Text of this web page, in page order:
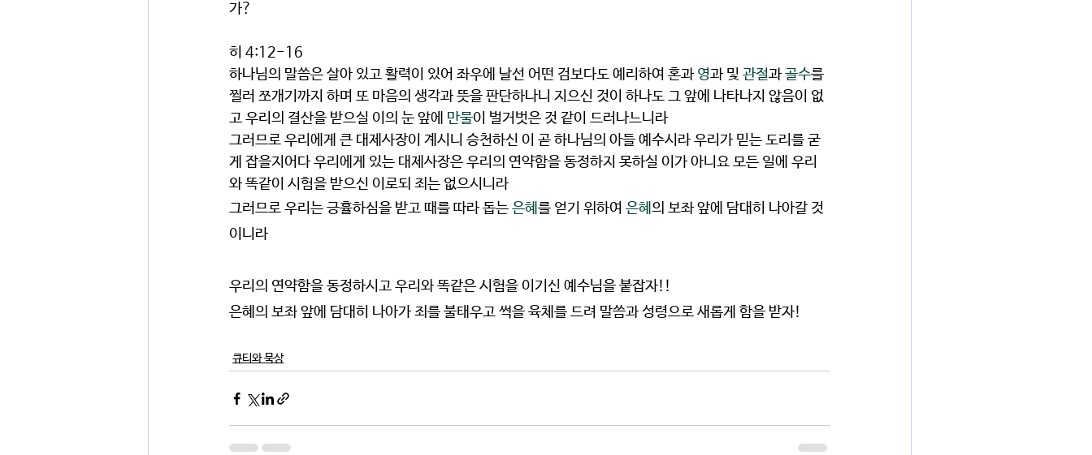
가?
히 4:12-16
하나님의 말씀은 살아 있고 활력이 있어 좌우에 날선 어떤 검보다도 예리하여 혼과 영과 및 관절과 골수를
찔러 쪼개기까지 하며 또 마음의 생각과 뜻을 판단하나니 지으신 것이 하나도 그 앞에 나타나지 않음이 없
고 우리의 결산을 받으실 이의 눈 앞에 만물이 벌거벗은 것 같이 드러나느니라
그러므로 우리에게 큰 대제사장이 계시니 승천하신 이 곧 하나님의 아들 예수시라 우리가 믿는 도리를 굳
게 잡을지어다 우리에게 있는 대제사장은 우리의 연약함을 동정하지 못하실 이가 아니요 모든 일에 우리
와 똑같이 시험을 받으신 이로되 죄는 없으시니라
그러므로 우리는 긍휼하심을 받고 때를 따라 돕는 은혜 를 얻기 위하여 은혜 의 보좌 앞에 담대히 나아갈 것
이니라
우리의 연약함을 동정하시고 우리와 똑같은 시험을 이기신 예수님을 붙잡자!!
은혜의 보좌 앞에 담대히 나아가 죄를 불태우고 썩을 육체를 드려 말씀과 성령으로 새롭게 함을 받자!
큐티와 묵상